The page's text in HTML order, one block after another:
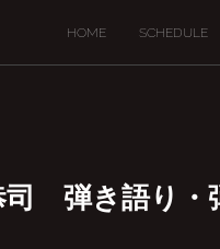
HOME SCHEDULE
弾き語り・